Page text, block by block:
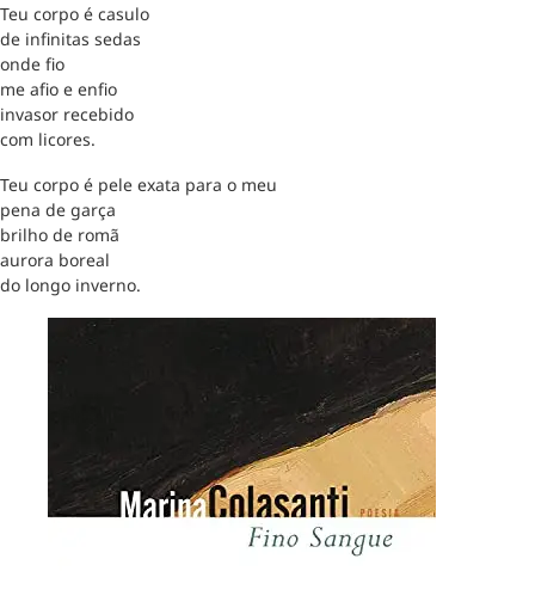
Teu corpo é casulo
de infinitas sedas
onde fio
me afio e enfio
invasor recebido
com licores.
Teu corpo é pele exata para o meu
pena de garça
brilho de romã
aurora boreal
do longo inverno.